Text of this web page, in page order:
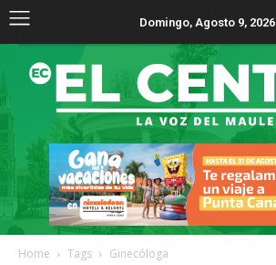
Domingo, Agosto 9, 2026
Home Tags Ginecóloga